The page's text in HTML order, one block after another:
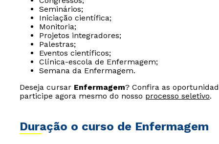
Seminários;
Iniciação científica;
Monitoria;
Projetos integradores;
Palestras;
Eventos científicos;
Clínica-escola de Enfermagem;
Semana da Enfermagem.
Deseja cursar Enfermagem? Confira as
participe agora mesmo do nosso processo seletivo.
Duração o curso de Enfermagem